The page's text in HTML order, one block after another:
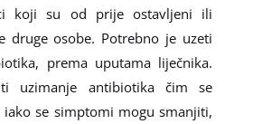
koji su od prije ostavljeni ili
druge osobe. Potrebno je uzeti
prema uputama liječnika.
uzimanje antibiotika čim se
iako se simptomi mogu smanjiti,